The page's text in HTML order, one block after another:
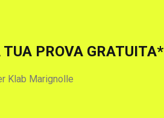
PROVA GRATUITA*
Klab Marignolle